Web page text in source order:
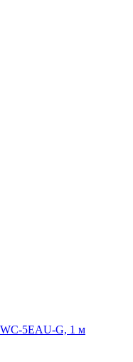
5EAU-G, 1 м